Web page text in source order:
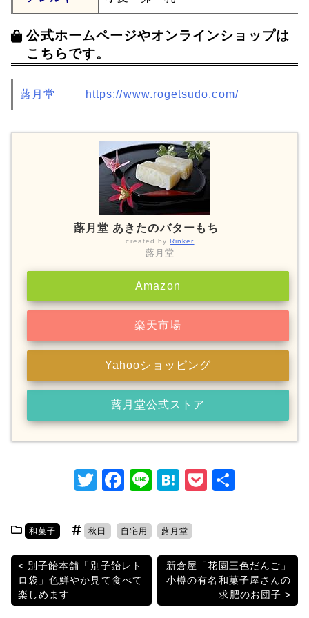
公式ホームページやオンラインショップは
こちらです。
蕗月堂 https://www.rogetsudo.com/
蕗月堂 あきたのバターもち
created byRinker
蕗月堂
Amazon
楽天市場
Yahooショッピング
蕗月堂公式ストア
T
itt
er
F
c
e
b
o
o
Li
e
H
e
n
a
P
et
和菓子 秋田 自宅用 蕗月堂
投
稿
別子飴本舗「別子飴レト
ロ袋」色鮮やか見て食べて
楽しめます
新倉屋「花園三色だんご」
小樽の有名和菓子屋さんの
求肥のお団子